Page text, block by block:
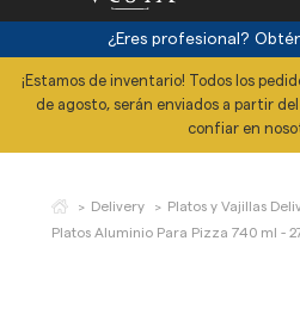
¿Eres profesional?
¡Estamos de inventario! Todos los
de agosto, serán enviados a partir del
confiar en
Delivery
Platos y Vajillas
Platos Aluminio Para Pizza 740 ml -